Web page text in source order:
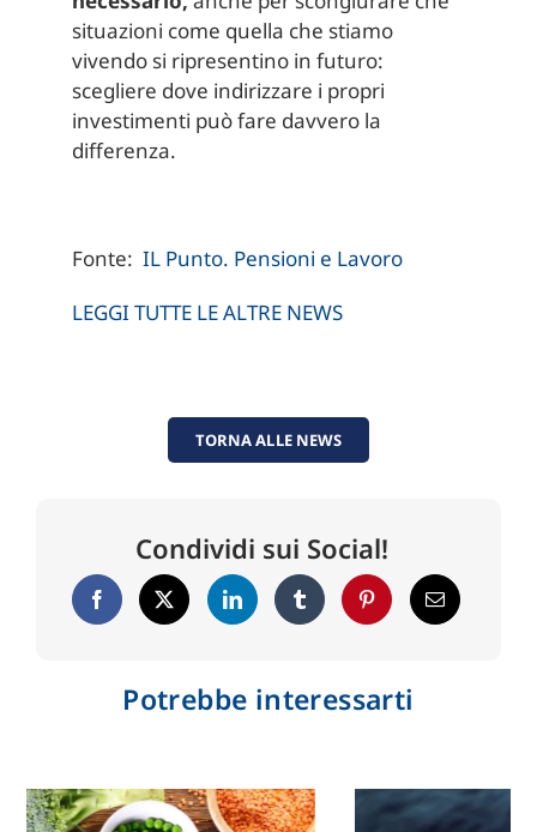
situazioni come quella che stiamo
vivendo si ripresentino in futuro:
scegliere dove indirizzare i propri
investimenti può fare davvero la
differenza.
Fonte: IL Punto. Pensioni e Lavoro
LEGGI TUTTE LE ALTRE NEWS
TORNA ALLE NEWS
Condividi sui Social!
Potrebbe interessarti